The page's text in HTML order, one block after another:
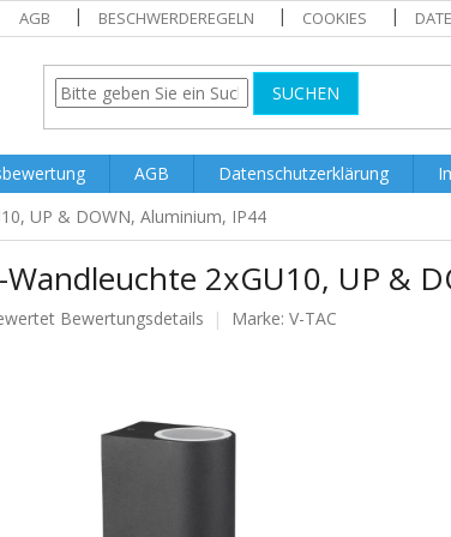
AGB BESCHWERDEREGELN COOKIES
SUCHEN
AGB Datenschutzerklärung
UP & DOWN, Aluminium, IP44
Wandleuchte 2xGU10, UP &
Bewertungsdetails Marke: V-TAC